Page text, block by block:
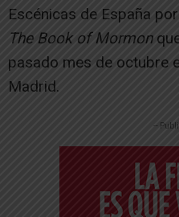
Escénicas de España
The Book of Mormon
pasado mes de octubre
Madrid.
--